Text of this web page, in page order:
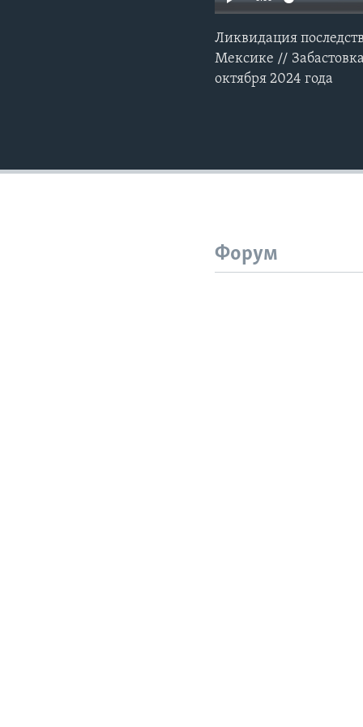
Ликвидация
Мексике //
октября 2024 года
Форум